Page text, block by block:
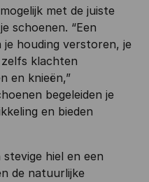
met de juiste
schoenen. “Een
houding verstoren, je
klachten
en knieën,”
begeleiden je
en bieden
hiel en een
de natuurlijke